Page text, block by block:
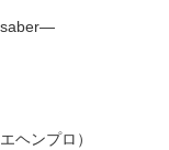
saber—
ンプロ）